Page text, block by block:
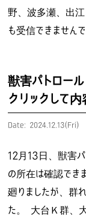
野、波多瀬、出江
も受信できませ
獣害パトロー
クリックして
Date: 2024.12.13(Fri)
12月13日、獣害パ
の所在は確認でき
廻りましたが、群
た。 大台Ｋ群、